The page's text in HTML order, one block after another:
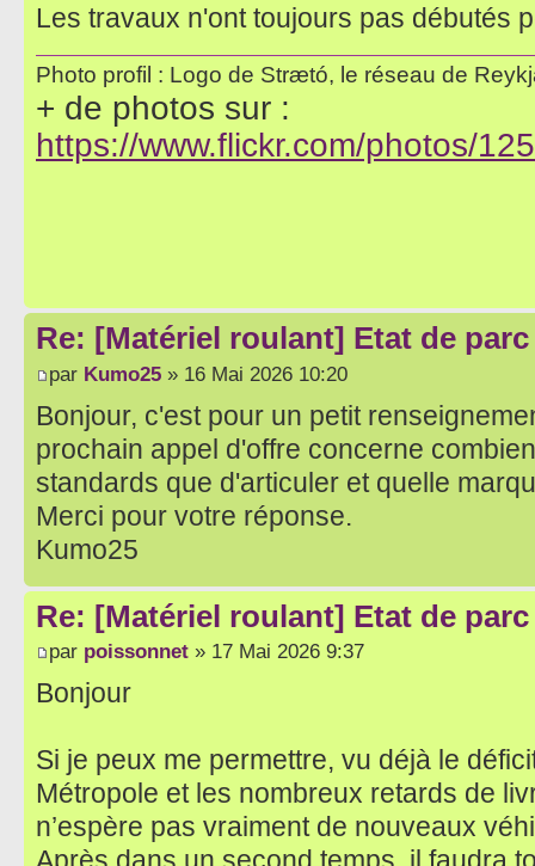
Les travaux n'ont toujours pas débutés
Photo profil : Logo de Strætó, le réseau de
+ de photos sur :
https://www.flickr.com/photos/
Re: [Matériel roulant] Etat de
par Kumo25 » 16 Mai 2026 10:20
Bonjour, c'est pour un petit
prochain appel d'offre concerne
standards que d'articuler et quelle
Merci pour votre réponse.
Kumo25
Re: [Matériel roulant] Etat de
par poissonnet » 17 Mai 2026 9:37
Bonjour
Si je peux me permettre, vu déjà le
Métropole et les nombreux retards de
n’espère pas vraiment de nouveaux